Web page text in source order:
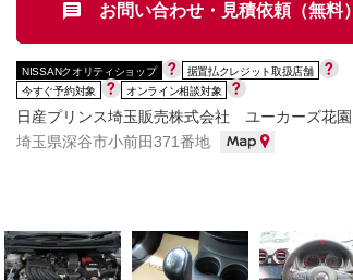
お問い合わせ・見積依頼（無料）
NISSANクオリティショップ
据置払クレジット取扱店舗
今すぐ予約対象
オンライン相談対象
日産プリンス埼玉販売株式会社 ユーカーズ花園
埼玉県深谷市小前田371番地